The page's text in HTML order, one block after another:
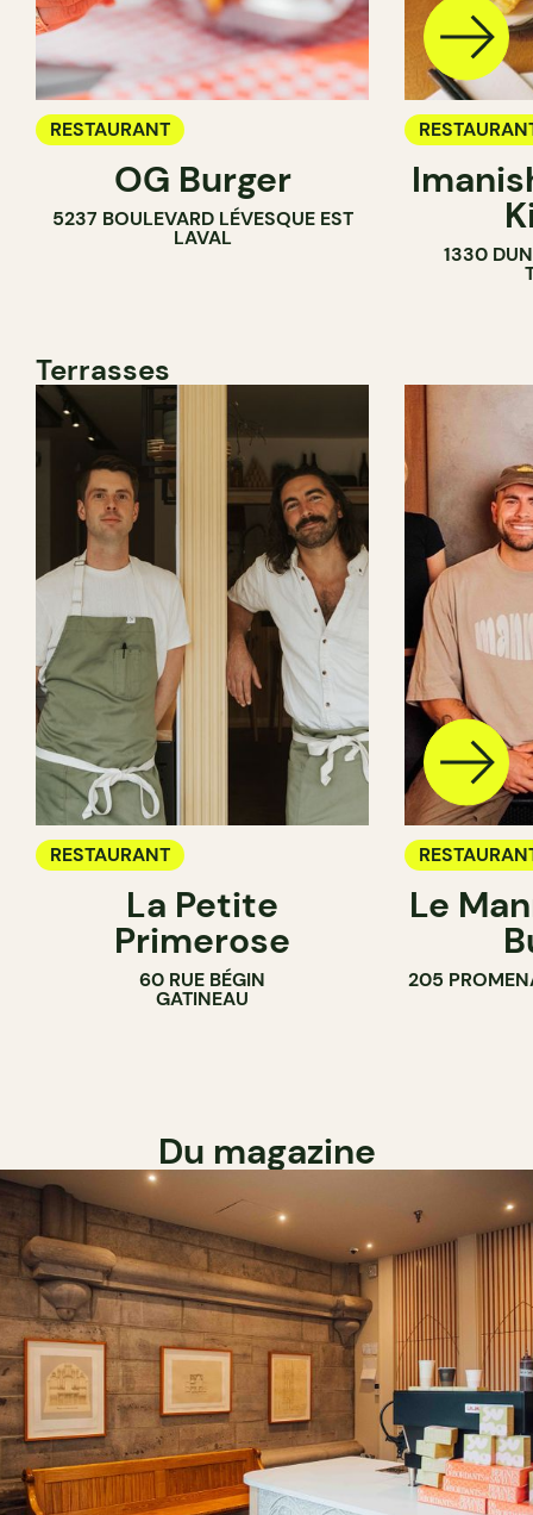
RESTAURANT
OG Burger
5237 BOULEVARD LÉVESQUE EST
LAVAL
1330
Terrasses
RESTAURANT
La Petite
Primerose
60 RUE BÉGIN
GATINEAU
Le
205
Du magazine